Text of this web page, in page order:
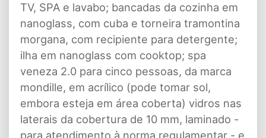
TV, SPA e lavabo; bancadas da cozinha em
nanoglass, com cuba e torneira tramontina
morgana, com recipiente para detergente;
ilha em nanoglass com cooktop; spa
veneza 2.0 para cinco pessoas, da marca
mondille, em acrílico (pode tomar sol,
embora esteja em área coberta) vidros nas
laterais da cobertura de 10 mm, laminado -
para atendimento à norma regulamentar - e